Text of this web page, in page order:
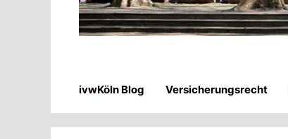
ivwKöln Blog Versicherungsrecht